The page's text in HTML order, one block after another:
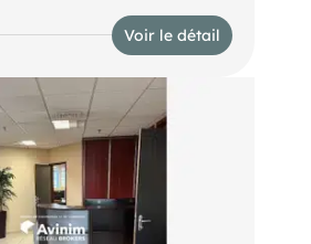
Local en excellent état, prêt à
Bureaux, professions
Ne manquez pas cette
nous pour une visite.
Voir le détail